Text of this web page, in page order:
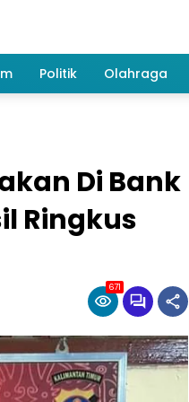
Politik Olahraga
Di Bank
Ringkus
671